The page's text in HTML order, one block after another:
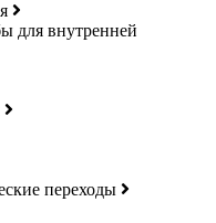
для внутренней
переходы